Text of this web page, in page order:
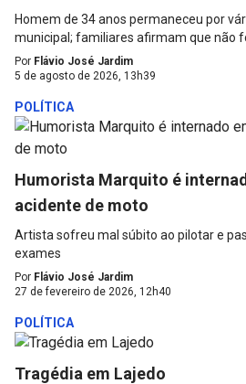
Homem de 34 anos permaneceu por
municipal; familiares afirmam que não
Por Flávio José Jardim
5 de agosto de 2026, 13h39
POLÍTICA
Humorista Marquito é
acidente de moto
Artista sofreu mal súbito ao pilotar e
exames
Por Flávio José Jardim
27 de fevereiro de 2026, 12h40
POLÍTICA
Tragédia em Lajedo